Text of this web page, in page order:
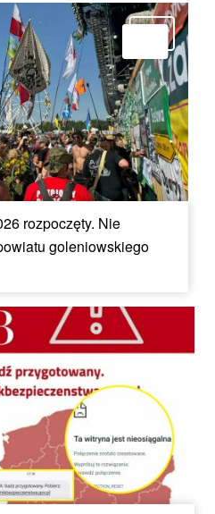
rozpoczęty. Nie
goleniowskiego